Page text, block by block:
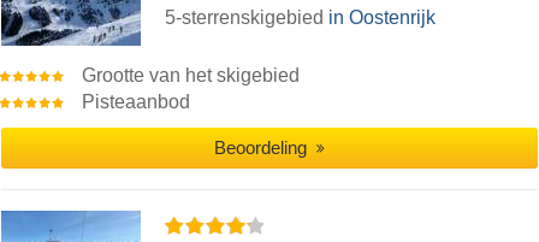
5-sterrenskigebied in Oostenrijk
Grootte van het skigebied
Pisteaanbod
Beoordeling